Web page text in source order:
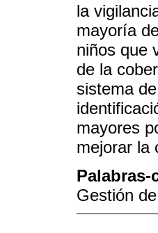
la
mayoría
niños que
de la
sistema
mayores
mejorar la
Palabras-
Gestión